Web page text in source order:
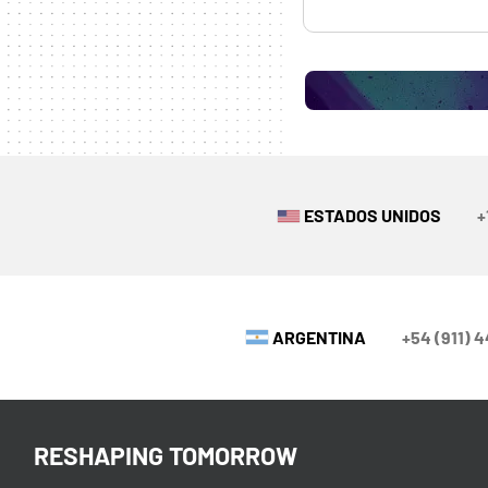
ESTADOS UNIDOS
ARGENTINA +54 (911)
RESHAPING TOMORROW